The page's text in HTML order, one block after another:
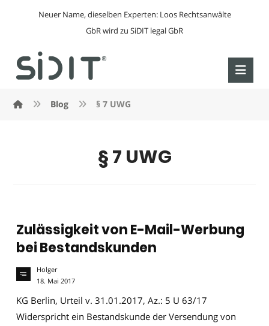
Neuer Name, dieselben Experten: Loos Rechtsanwälte
GbR wird zu SiDIT legal GbR
Blog § 7 UWG
§ 7 UWG
Zulässigkeit von E-Mail-Werbung
bei Bestandskunden
Holger
18. Mai 2017
KG Berlin, Urteil v. 31.01.2017, Az.: 5 U 63/17
Widerspricht ein Bestandskunde der Versendung von